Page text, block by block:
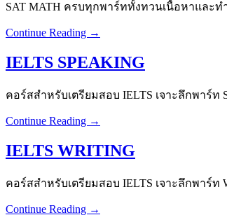
SAT MATH ครบทุกพาร์ททั้งทวนเนื้อหาและ
Continue Reading →
IELTS SPEAKING
คอร์สสำหรับเตรียมสอบ IELTS เจาะลึกพาร์
Continue Reading →
IELTS WRITING
คอร์สสำหรับเตรียมสอบ IELTS เจาะลึกพาร์
Continue Reading →